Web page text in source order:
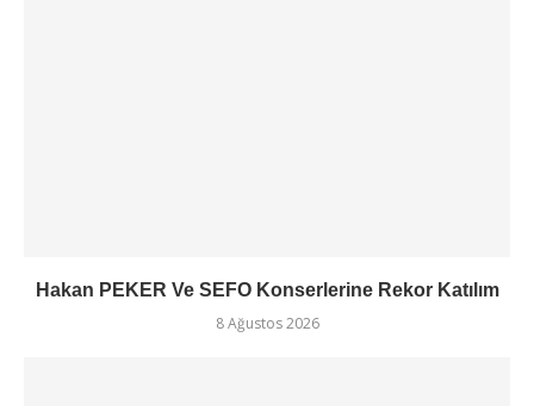
Hakan PEKER Ve SEFO Konserlerine Rekor Katılım
8 Ağustos 2026